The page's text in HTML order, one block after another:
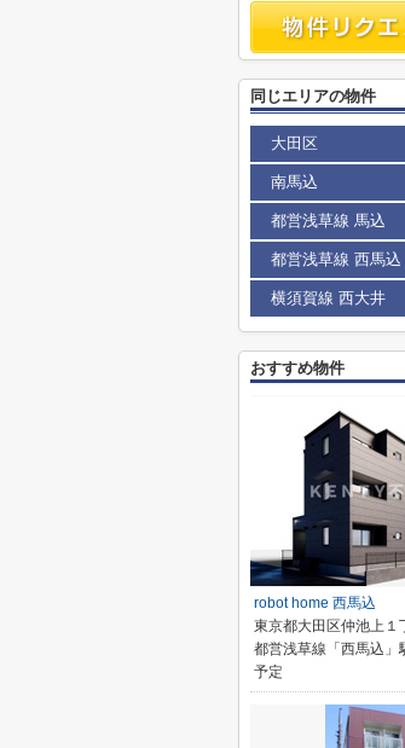
同じエリアの物件
大田区
南馬込
都営浅草線 馬込
都営浅草線 西馬込
横須賀線 西大井
おすすめ物件
robot home 西馬込
東京都大田区仲池上１
都営浅草線「西馬込」
予定